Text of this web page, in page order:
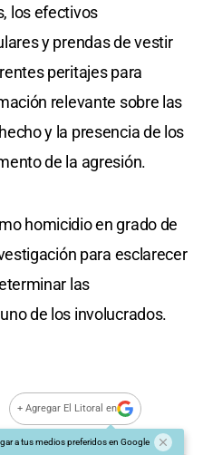
los efectivos
y prendas de vestir
peritajes para
relevante sobre las
y la presencia de los
de la agresión.
homicidio en grado de
para esclarecer
las
de los involucrados.
+ Agregar El Litoral en
a tus medios preferidos en Google